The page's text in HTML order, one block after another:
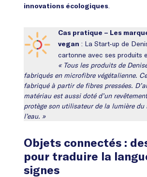
innovations écologiques
Cas pratique – Les
vegan : La Start-up de
cartonne avec ses produits
« Tous les produits de
fabriqués en microfibre végétalienne.
fabriqué à partir de fibres pressées.
matériau est aussi doté d’un
protège son utilisateur de la lumière du
l’eau. »
Objets connectés :
pour traduire la
signes